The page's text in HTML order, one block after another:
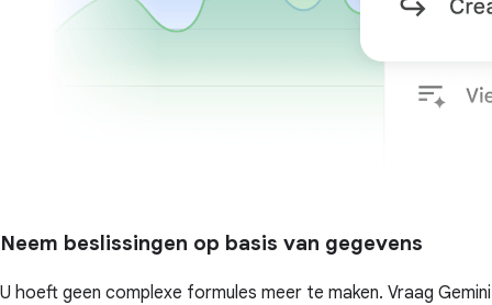
Neem beslissingen op basis van gegevens
U hoeft geen complexe formules meer te maken. Vraag Gemini